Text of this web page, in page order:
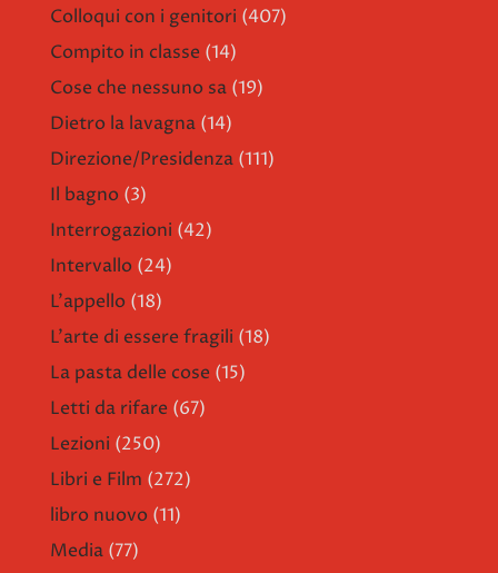
Colloqui con i genitori (407)
Compito in classe (14)
Cose che nessuno sa (19)
Dietro la lavagna (14)
Direzione/Presidenza (111)
Il bagno (3)
Interrogazioni (42)
Intervallo (24)
L'appello (18)
L'arte di essere fragili (18)
La pasta delle cose (15)
Letti da rifare (67)
Lezioni (250)
Libri e Film (272)
libro nuovo (11)
Media (77)